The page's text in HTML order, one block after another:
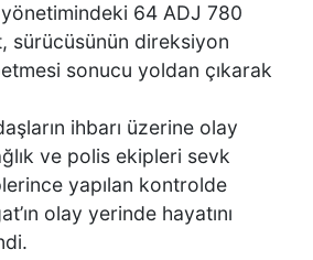
64 ADJ 780
sürücüsünün direksiyon
sonucu yoldan çıkarak
ihbarı üzerine olay
ve polis ekipleri sevk
yapılan kontrolde
olay yerinde hayatını